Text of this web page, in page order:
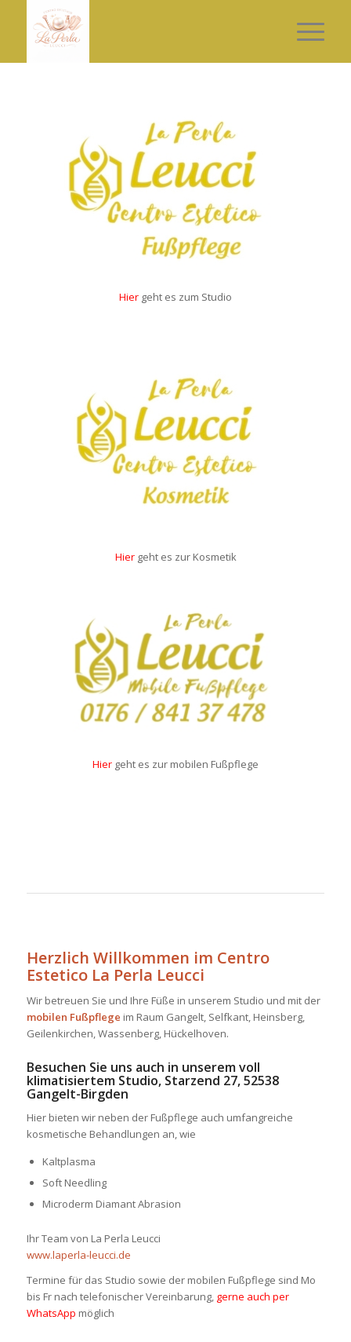
Hier geht es zum Studio
Hier geht es zur Kosmetik
Hier geht es zur mobilen Fußpflege
Herzlich Willkommen im Centro
EsteticoLa Perla Leucci
Wir betreuen Sie und Ihre Füße in unserem Studio und mit der
mobilen Fußpflege im Raum Gangelt, Selfkant, Heinsberg,
Geilenkirchen, Wassenberg, Hückelhoven.
Besuchen Sie uns auch in unseremvoll
klimatisiertem Studio, Starzend 27, 52538
Gangelt-Birgden
Hier bieten wir neben der Fußpflege auch umfangreiche
kosmetische Behandlungen an, wie
Kaltplasma
Soft Needling
Microderm Diamant Abrasion
Ihr Team von La Perla Leucci
www.laperla-leucci.de
Termine für das Studio sowie der mobilen Fußpflege sind Mo
bis Fr nach telefonischer Vereinbarung, gerne auch per
WhatsApp möglich